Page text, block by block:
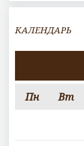
КАЛЕНДАРЬ
Пн Вт